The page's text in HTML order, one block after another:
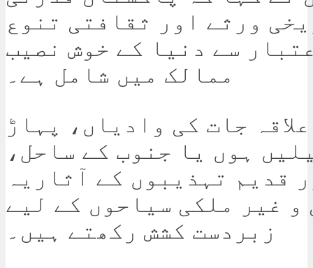
ورثے اور ثقافتی تنوع
سے دنیا کے خوش نصیب
ممالک میں شامل ہے۔
جات کی وادیاں، پہاڑ
ہوں یا جنوب کے ساحل،
قدیم تہذیبوں کے آثاریہ
و غیر ملکی سیاحوں کے لیے
زبردست کشش رکھتے ہیں۔